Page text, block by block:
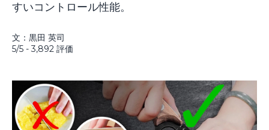
すいコントロール性能。
文：黒田 英司
5/5 - 3,892 評価